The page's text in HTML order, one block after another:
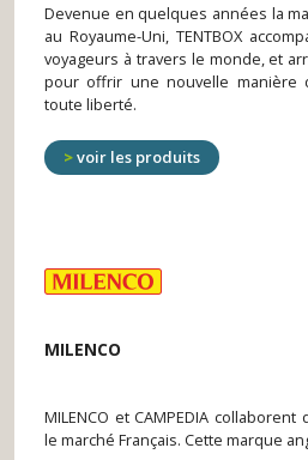
Devenue en quelques années la
au Royaume-Uni, TENTBOX
voyageurs à travers le monde, et
pour offrir une nouvelle manière
toute liberté.
voir les produits
MILENCO
MILENCO et CAMPEDIA
le marché Français. Cette marque